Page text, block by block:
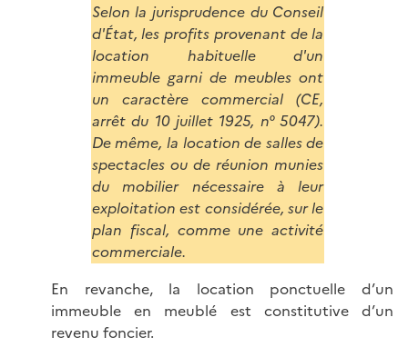
Selon la jurisprudence du Conseil
d'État, les profits provenant de la
location habituelle d'un
immeuble garni de meubles ont
un caractère commercial (CE,
arrêt du 10 juillet 1925, n° 5047).
De même, la location de salles de
spectacles ou de réunion munies
du mobilier nécessaire à leur
exploitation est considérée, sur le
plan fiscal, comme une activité
commerciale.
En revanche, la location ponctuelle d’un
immeuble en meublé est constitutive d’un
revenu foncier.